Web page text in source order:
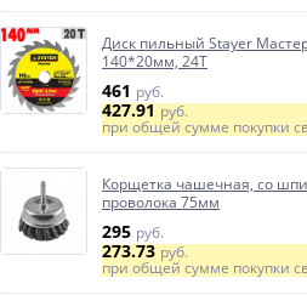
Диск пильный Stayer
140*20мм, 24Т
461 руб.
427.91руб.
при общей сумме покупки
Корщетка чашечная, со
проволока 75мм
295 руб.
273.73руб.
при общей сумме покупки